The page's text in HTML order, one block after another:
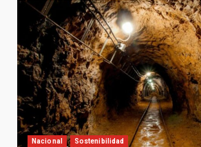
Nacional Sostenibilidad